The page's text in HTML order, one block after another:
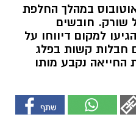
לאוטובוס במהלך החלפת
שורק. חובשים
למקום דיווחו על
עם חבלות קשות בפלג
החייאה נקבע מותו